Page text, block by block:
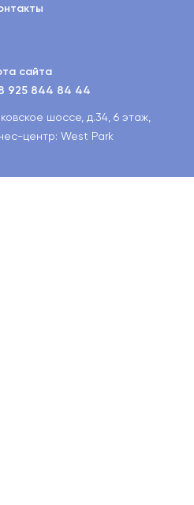
сайта
925 844 84 44
шоссе, д.34, 6 этаж,
центр: West Park